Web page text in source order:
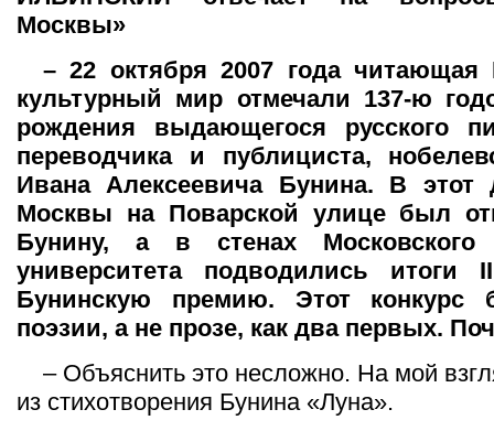
Москвы»
– 22 октября 2007 года читающая
культурный мир отмечали 137-ю
рождения выдающегося русского
переводчика и публициста,
Ивана Алексеевича Бунина. В этот
Москвы на Поварской улице был
Бунину, а в стенах Московского
университета подводились итоги
Бунинскую премию. Этот конкурс
поэзии, а не прозе, как два первых.
– Объяснить это несложно. На мой
из стихотворения Бунина «Луна».